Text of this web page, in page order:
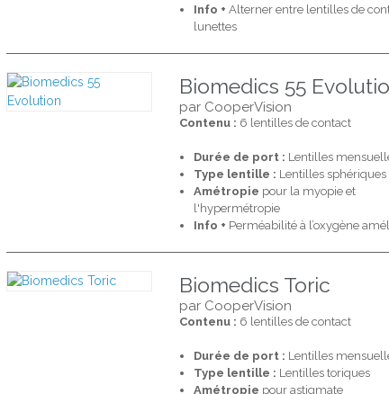
Info + Alterner entre lentilles de
lunettes
Biomedics 55
par CooperVision
Contenu : 6 lentilles de contact
Durée de port : Lentilles
Type lentille : Lentilles sphériques
Amétropie pour la myopie et
l'hypermétropie
Info + Perméabilité à l’oxygène
Biomedics Toric
par CooperVision
Contenu : 6 lentilles de contact
Durée de port : Lentilles
Type lentille : Lentilles toriques
Amétropie pour astigmate